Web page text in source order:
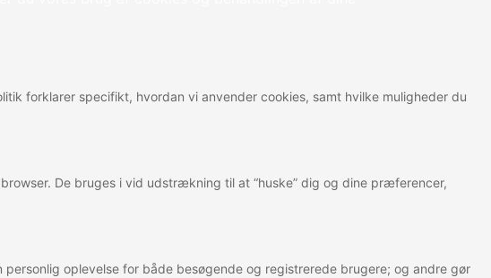
forklarer specifikt, hvordan vi anvender cookies, samt hvilke muligheder du
De bruges i vid udstrækning til at “huske” dig og dine præferencer,
oplevelse for både besøgende og registrerede brugere; og andre gør